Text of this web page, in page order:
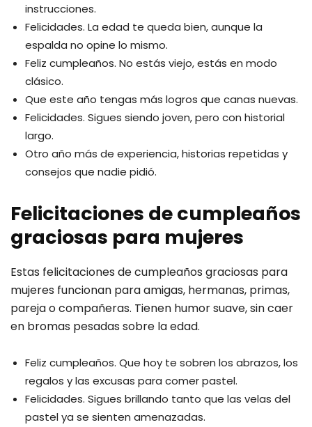
instrucciones.
Felicidades. La edad te queda bien, aunque la
espalda no opine lo mismo.
Feliz cumpleaños. No estás viejo, estás en modo
clásico.
Que este año tengas más logros que canas nuevas.
Felicidades. Sigues siendo joven, pero con historial
largo.
Otro año más de experiencia, historias repetidas y
consejos que nadie pidió.
Felicitaciones de cumpleaños
graciosas para mujeres
Estas felicitaciones de cumpleaños graciosas para
mujeres funcionan para amigas, hermanas, primas,
pareja o compañeras. Tienen humor suave, sin caer
en bromas pesadas sobre la edad.
Feliz cumpleaños. Que hoy te sobren los abrazos, los
regalos y las excusas para comer pastel.
Felicidades. Sigues brillando tanto que las velas del
pastel ya se sienten amenazadas.